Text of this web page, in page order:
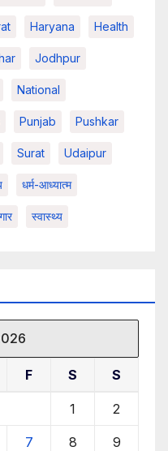
Haryana Health
Jodhpur
National
Punjab Pushkar
Surat Udaipur
धर्म-आध्यात्म
स्वास्थ्य
F S S
1 2
7 8 9